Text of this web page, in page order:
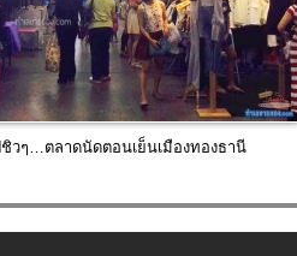
วๆ…ตลาดนัดตอนเย็นเมืองทองธานี